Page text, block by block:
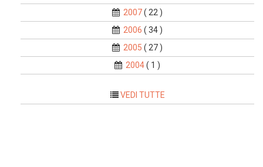
2007( 22 )
2006 ( 34 )
2005 ( 27 )
2004( 1 )
VEDI TUTTE